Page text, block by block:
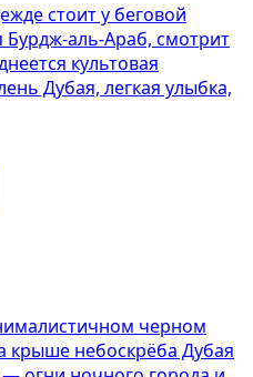
стоит у беговой
аль-Араб, смотрит
культовая
Дубая, легкая улыбка,